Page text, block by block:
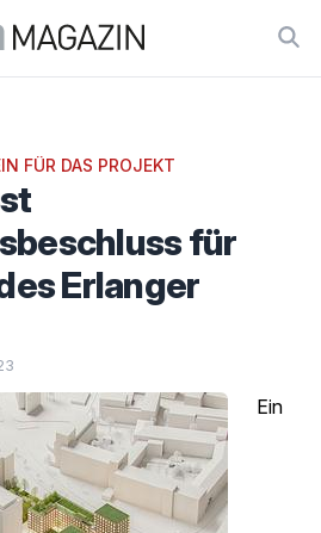
FÜR DAS PROJEKT
für
Erlanger
Ein